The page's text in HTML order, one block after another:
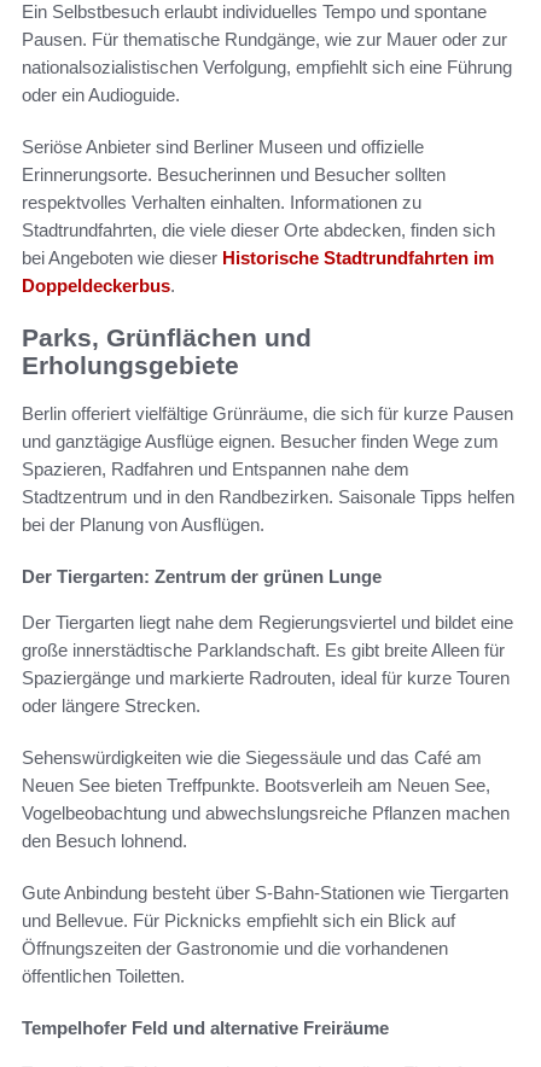
Ein Selbstbesuch erlaubt individuelles Tempo und spontane
Pausen. Für thematische Rundgänge, wie zur Mauer oder zur
nationalsozialistischen Verfolgung, empfiehlt sich eine Führung
oder ein Audioguide.
Seriöse Anbieter sind Berliner Museen und offizielle
Erinnerungsorte. Besucherinnen und Besucher sollten
respektvolles Verhalten einhalten. Informationen zu
Stadtrundfahrten, die viele dieser Orte abdecken, finden sich
bei Angeboten wie dieser Historische Stadtrundfahrten im
Doppeldeckerbus.
Parks, Grünflächen und
Erholungsgebiete
Berlin offeriert vielfältige Grünräume, die sich für kurze Pausen
und ganztägige Ausflüge eignen. Besucher finden Wege zum
Spazieren, Radfahren und Entspannen nahe dem
Stadtzentrum und in den Randbezirken. Saisonale Tipps helfen
bei der Planung von Ausflügen.
Der Tiergarten: Zentrum der grünen Lunge
Der Tiergarten liegt nahe dem Regierungsviertel und bildet eine
große innerstädtische Parklandschaft. Es gibt breite Alleen für
Spaziergänge und markierte Radrouten, ideal für kurze Touren
oder längere Strecken.
Sehenswürdigkeiten wie die Siegessäule und das Café am
Neuen See bieten Treffpunkte. Bootsverleih am Neuen See,
Vogelbeobachtung und abwechslungsreiche Pflanzen machen
den Besuch lohnend.
Gute Anbindung besteht über S-Bahn-Stationen wie Tiergarten
und Bellevue. Für Picknicks empfiehlt sich ein Blick auf
Öffnungszeiten der Gastronomie und die vorhandenen
öffentlichen Toiletten.
Tempelhofer Feld und alternative Freiräume